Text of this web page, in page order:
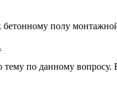
полу
по данному вопросу.